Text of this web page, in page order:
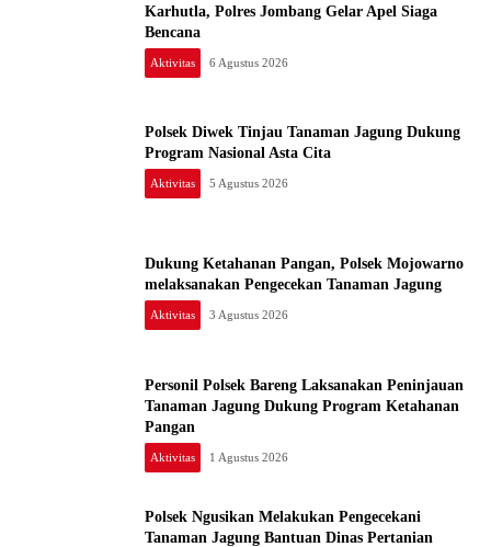
Karhutla, Polres Jombang Gelar Apel Siaga
Bencana
Aktivitas 6 Agustus 2026
Polsek Diwek Tinjau Tanaman Jagung Dukung
Program Nasional Asta Cita
Aktivitas 5 Agustus 2026
Dukung Ketahanan Pangan, Polsek Mojowarno
melaksanakan Pengecekan Tanaman Jagung
Aktivitas 3 Agustus 2026
Personil Polsek Bareng Laksanakan Peninjauan
Tanaman Jagung Dukung Program Ketahanan
Pangan
Aktivitas 1 Agustus 2026
Polsek Ngusikan Melakukan Pengecekani
Tanaman Jagung Bantuan Dinas Pertanian